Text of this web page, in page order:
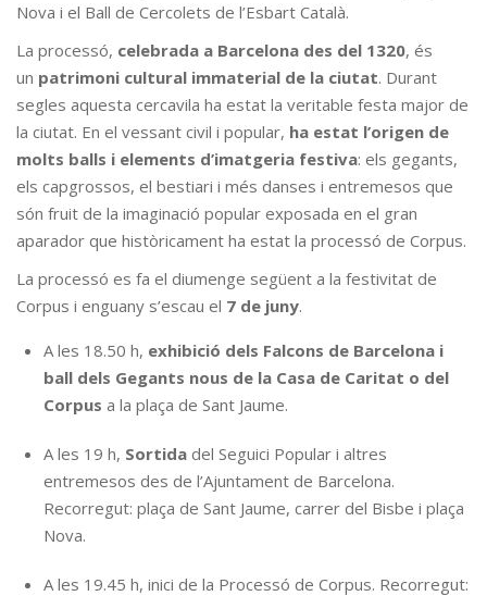
Nova i el Ball de Cercolets de l’Esbart Català.
La processó, celebrada a Barcelona des del 1320, és
un patrimoni cultural immaterial de la ciutat. Durant
segles aquesta cercavila ha estat la veritable festa major de
la ciutat. En el vessant civil i popular, ha estat l’origen de
molts balls i elements d’imatgeria festiva: els gegants,
els capgrossos, el bestiari i més danses i entremesos que
són fruit de la imaginació popular exposada en el gran
aparador que històricament ha estat la processó de Corpus.
La processó es fa el diumenge següent a la festivitat de
Corpus i enguany s’escau el 7 de juny.
A les 18.50 h, exhibició dels Falcons de Barcelona i
ball dels Gegants nous de la Casa de Caritat o del
Corpus a la plaça de Sant Jaume.
A les 19 h, Sortida del Seguici Popular i altres
entremesos des de l’Ajuntament de Barcelona.
Recorregut: plaça de Sant Jaume, carrer del Bisbe i plaça
Nova.
A les 19.45 h, inici de la Processó de Corpus. Recorregut: